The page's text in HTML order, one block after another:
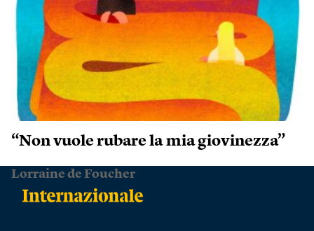
“Non vuole rubare la mia giovinezza”
Lorraine de Foucher